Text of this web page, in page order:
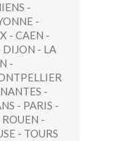
-
-
- CAEN -
DIJON - LA
-
NANTES -
- PARIS -
ROUEN -
- TOURS